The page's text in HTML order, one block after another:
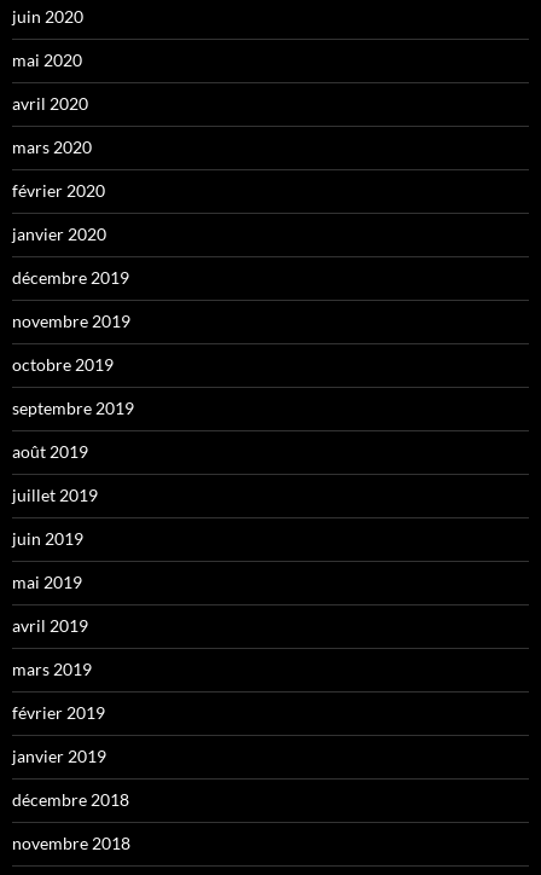
juin 2020
mai 2020
avril 2020
mars 2020
février 2020
janvier 2020
décembre 2019
novembre 2019
octobre 2019
septembre 2019
août 2019
juillet 2019
juin 2019
mai 2019
avril 2019
mars 2019
février 2019
janvier 2019
décembre 2018
novembre 2018